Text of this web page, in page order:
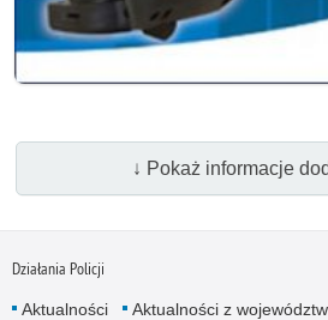
↓ Pokaż informacje
Działania Policji
Aktualności Aktualności z województw